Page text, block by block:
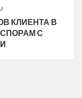
КЛИЕНТА В
С